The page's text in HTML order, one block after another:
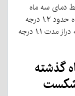
دمای سه ماه
اخیر به دمای ۳۱.۲ درجه رسیده که نشان‌دهنده حدود ۱.۲ درجه
افزایش دمای هوا است و اختلاف آن نسبت به دراز مدت ۱.۱ درجه
گذشته
شکست